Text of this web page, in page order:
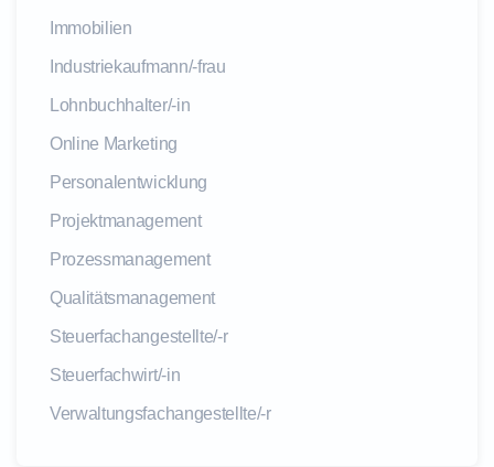
Immobilien
Industriekaufmann/-frau
Lohnbuchhalter/-in
Online Marketing
Personalentwicklung
Projektmanagement
Prozessmanagement
Qualitätsmanagement
Steuerfachangestellte/-r
Steuerfachwirt/-in
Verwaltungsfachangestellte/-r